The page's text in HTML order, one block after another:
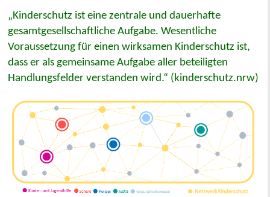
„Kinderschutz ist eine zentrale und dauerhafte
gesamtgesellschaftliche Aufgabe. Wesentliche
Voraussetzung für einen wirksamen Kinderschutz ist,
dass er als gemeinsame Aufgabe aller beteiligten
Handlungsfelder verstanden wird.“ (kinderschutz.nrw)